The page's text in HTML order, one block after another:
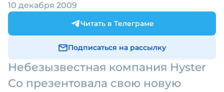
10 декабря 2009
Читать в Телеграме
Подписаться на рассылку
Небезызвестная компания Hyster
Co презентовала свою новую